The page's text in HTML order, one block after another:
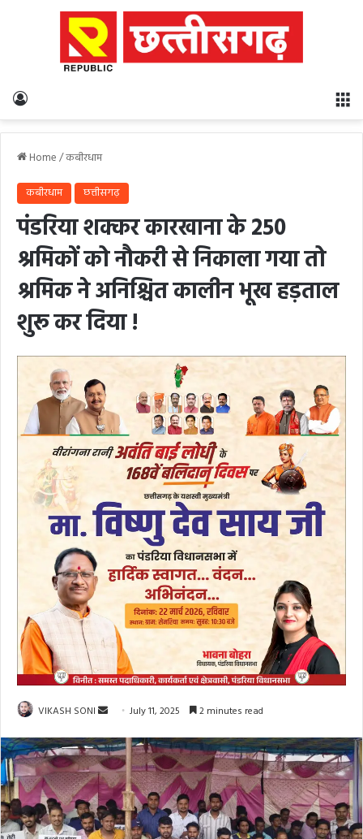
Home/कबीरधाम
कबीरधाम छत्तीसगढ़
पंडरिया शक्कर कारखाना के 250
श्रमिकों को नौकरी से निकाला गया तो
श्रमिक ने अनिश्चित कालीन भूख हड़ताल
शुरू कर दिया !
VIKASH SONI
Send
email
July 11, 2025 2 minutes read